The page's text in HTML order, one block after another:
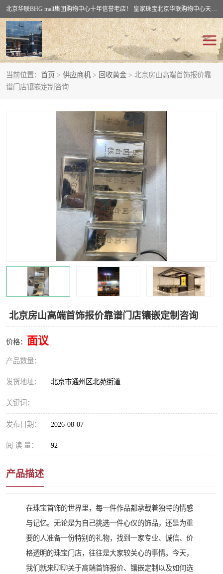
北京华联BHG mall集团购物中心十年信誉老店！ 皇家珠宝北京华联购物中心天时名苑店竭诚欢迎您。 北京市通州区（八通线）通州北苑地铁华联购物中心一层皇家珠宝 北京皇家珠宝通州黄金回收黄金首饰加工店（八通线: 通州北苑地铁华联店）：通州区通州北苑地铁华联购物中心一层皇家珠宝。
当前位置： 首页 > 供应商机 > 回收黄金 > 北京房山高端首饰报价靠
谱门店镶嵌定制咨询
北京房山高端首饰报价靠谱门店镶嵌定制咨询
价格： 面议
产品数量：
发货地址： 北京市通州区北苑街道
关键词：
发布日期： 2026-08-07
阅 读 量： 92
产品描述
在珠宝首饰的世界里，每一件作品都承载着独特的情感
与记忆。无论是为自己挑选一件心仪的饰品，还是为重
要的人准备一份特别的礼物，找到一家专业、诚信、价
格透明的珠宝门店，往往是大家较关心的事情。今天，
我们就来聊聊关于高端首饰报价、镶嵌定制以及如何选
回收黄金
回收钻石
回收翡翠玉石